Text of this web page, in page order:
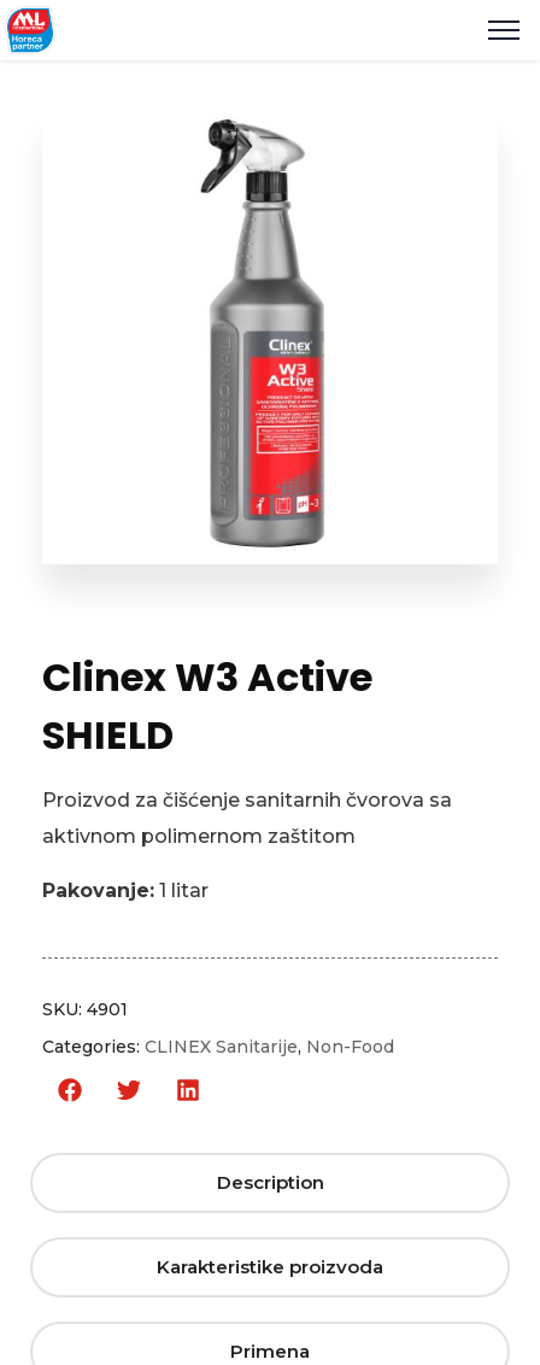
Clinex W3 Active
SHIELD
Proizvod za čišćenje sanitarnih čvorova sa
aktivnom polimernom zaštitom
Pakovanje: 1 litar
SKU: 4901
Categories: CLINEX Sanitarije, Non-Food
Description
Karakteristike proizvoda
Primena